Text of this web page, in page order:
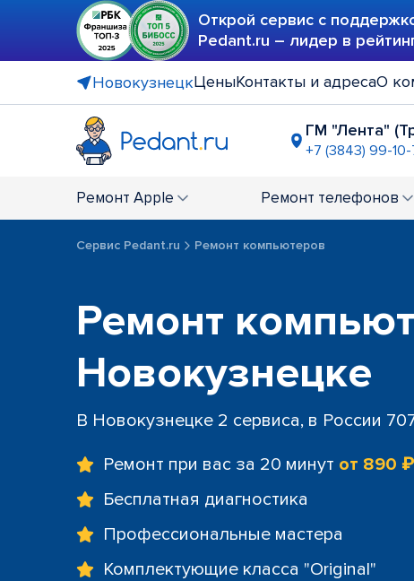
Открой сервис с
Pedant.ru – лидер в
НовокузнецкЦеныКонтакты и адресаО
ГМ "Лента"
+7 (3843) 99-10-
Ремонт Apple Ремонт телефонов
Сервис Pedant.ru Ремонт компьютеров
Ремонт
Новокузнецке
В Новокузнецке 2 сервиса, в России
Ремонт при вас за 20 минут от 890 ₽
Бесплатная диагностика
Профессиональные мастера
Комплектующие класса "Original"